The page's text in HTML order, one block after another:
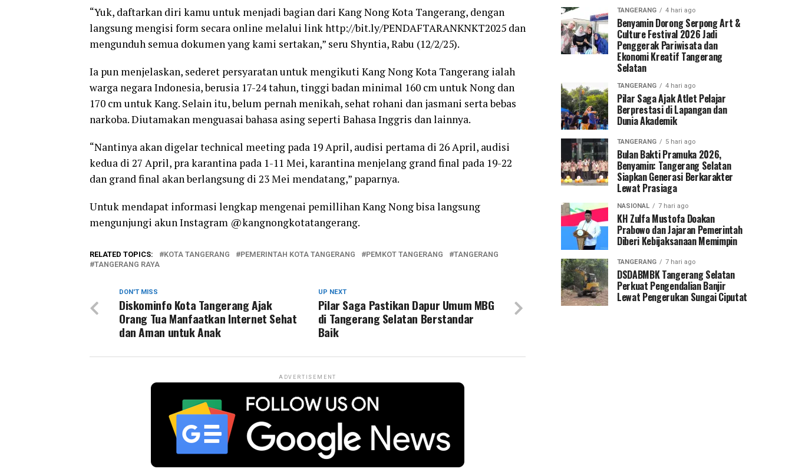
“Yuk, daftarkan diri kamu untuk menjadi bagian dari Kang Nong Kota Tangerang, dengan
langsung mengisi form secara online melalui link http://bit.ly/PENDAFTARANKNKT2025 dan
mengunduh semua dokumen yang kami sertakan,” seru Shyntia, Rabu (12/2/25).
Ia pun menjelaskan, sederet persyaratan untuk mengikuti Kang Nong Kota Tangerang ialah
warga negara Indonesia, berusia 17-24 tahun, tinggi badan minimal 160 cm untuk Nong dan
170 cm untuk Kang. Selain itu, belum pernah menikah, sehat rohani dan jasmani serta bebas
narkoba. Diutamakan menguasai bahasa asing seperti Bahasa Inggris dan lainnya.
“Nantinya akan digelar technical meeting pada 19 April, audisi pertama di 26 April, audisi
kedua di 27 April, pra karantina pada 1-11 Mei, karantina menjelang grand final pada 19-22
dan grand final akan berlangsung di 23 Mei mendatang,” paparnya.
Untuk mendapat informasi lengkap mengenai pemillihan Kang Nong bisa langsung
mengunjungi akun Instagram @kangnongkotatangerang.
RELATED TOPICS: KOTA TANGERANG PEMERINTAH KOTA TANGERANG PEMKOT TANGERANG
TANGERANG
TANGERANG RAYA
UP NEXT
Pilar Saga Pastikan Dapur Umum MBG
di Tangerang Selatan Berstandar
Baik
DON'T MISS
Diskominfo Kota Tangerang Ajak
Orang Tua Manfaatkan Internet Sehat
dan Aman untuk Anak
ADVERTISEMENT
TANGERANG 4 hari ago
Benyamin Dorong Serpong Art &
Culture Festival 2026 Jadi
Penggerak Pariwisata dan
Ekonomi Kreatif Tangerang
Selatan
TANGERANG 4 hari ago
Pilar Saga Ajak Atlet Pelajar
Berprestasi di Lapangan dan
Dunia Akademik
TANGERANG 5 hari ago
Bulan Bakti Pramuka 2026,
Benyamin: Tangerang Selatan
Siapkan Generasi Berkarakter
Lewat Prasiaga
NASIONAL 7 hari ago
KH Zulfa Mustofa Doakan
Prabowo dan Jajaran Pemerintah
Diberi Kebijaksanaan Memimpin
TANGERANG 7 hari ago
DSDABMBK Tangerang Selatan
Perkuat Pengendalian Banjir
Lewat Pengerukan Sungai Ciputat